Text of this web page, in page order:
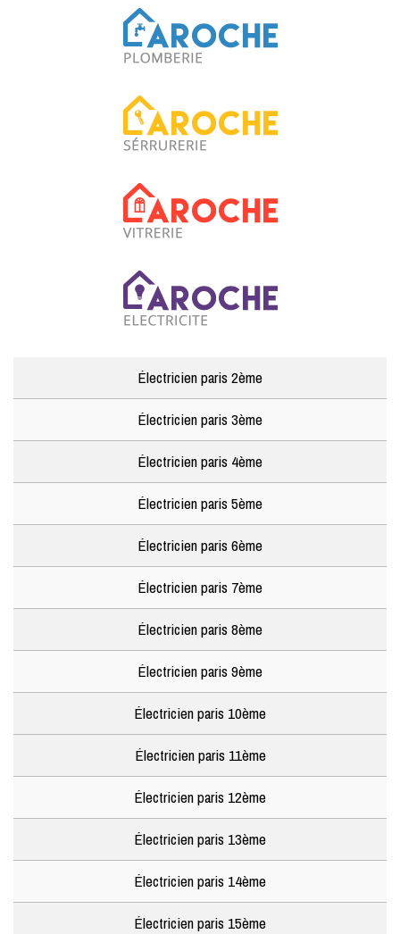
Électricien paris 2ème
Électricien paris 3ème
Électricien paris 4ème
Électricien paris 5ème
Électricien paris 6ème
Électricien paris 7ème
Électricien paris 8ème
Électricien paris 9ème
Électricien paris 10ème
Électricien paris 11ème
Électricien paris 12ème
Électricien paris 13ème
Électricien paris 14ème
Électricien paris 15ème